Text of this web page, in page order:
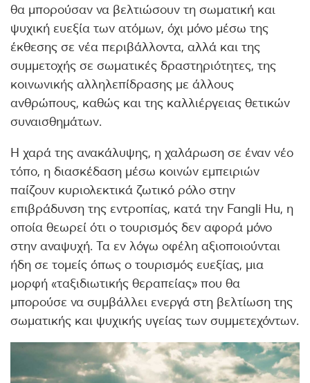
θα μπορούσαν να βελτιώσουν τη σωματική και
ψυχική ευεξία των ατόμων, όχι μόνο μέσω της
έκθεσης σε νέα περιβάλλοντα, αλλά και της
συμμετοχής σε σωματικές δραστηριότητες, της
κοινωνικής αλληλεπίδρασης με άλλους
ανθρώπους, καθώς και της καλλιέργειας θετικών
συναισθημάτων.
Η χαρά της ανακάλυψης, η χαλάρωση σε έναν νέο
τόπο, η διασκέδαση μέσω κοινών εμπειριών
παίζουν κυριολεκτικά ζωτικό ρόλο στην
επιβράδυνση της εντροπίας, κατά την Fangli Hu, η
οποία θεωρεί ότι ο τουρισμός δεν αφορά μόνο
στην αναψυχή. Τα εν λόγω οφέλη αξιοποιούνται
ήδη σε τομείς όπως ο τουρισμός ευεξίας, μια
μορφή «ταξιδιωτικής θεραπείας» που θα
μπορούσε να συμβάλλει ενεργά στη βελτίωση της
σωματικής και ψυχικής υγείας των συμμετεχόντων.